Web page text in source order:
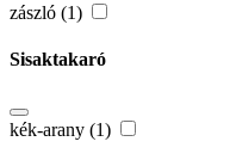
zászló (1)
Sisaktakaró
kék-arany (1)